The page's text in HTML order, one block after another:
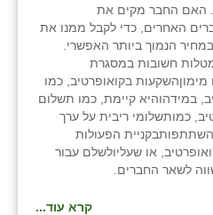
האם החבר מקים את
האחרים, כדי לקבל ממנו את
הנמוך ביותר האפשרי.
חשובות במסגרת
בקואופרטיב, כמו
במידהוהיא קיימת, כמו תשלום
כמותשלומי ריבית על ערך
הפעולות
או שעליולשלם עבור
לשאר החברים.
קרא עוד...